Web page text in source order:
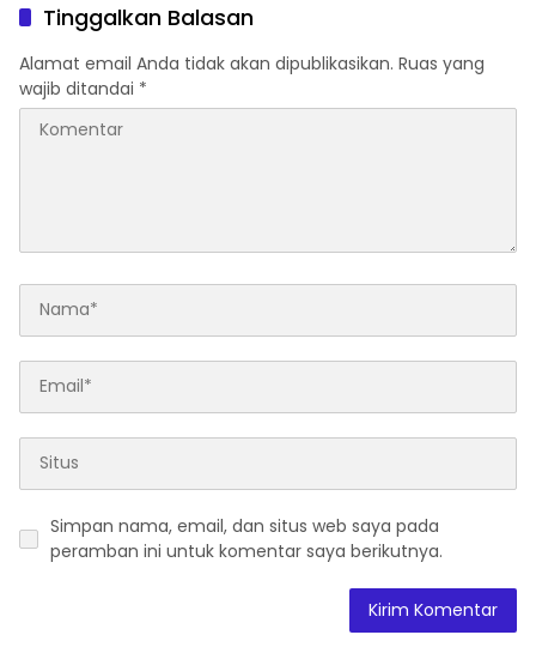
Tinggalkan Balasan
Alamat email Anda tidak akan dipublikasikan. Ruas yang
wajib ditandai *
Simpan nama, email, dan situs web saya pada
peramban ini untuk komentar saya berikutnya.